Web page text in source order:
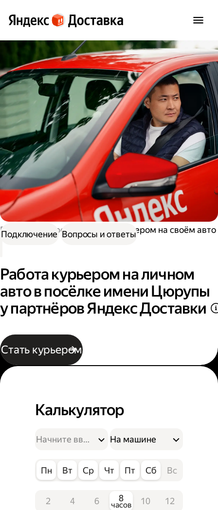
Работа курьером Работа курьером на своём авто
Работа курьером на личном
авто в посёлке имени Цюрупы
у партнёров Яндекс Доставки
Стать курьером
Подключение Вопросы и ответы
Калькулятор
На машине
Пн Вт Ср Чт Пт Сб Вс
2 4 6 8
часов 10 12